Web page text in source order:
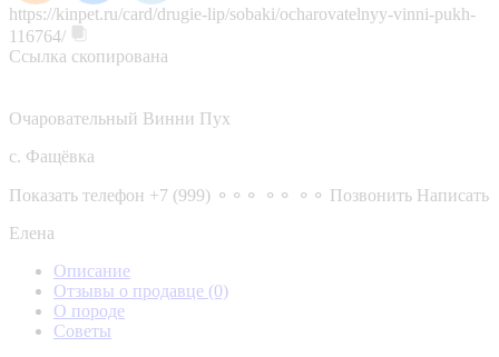
https://kinpet.ru/card/drugie-lip/sobaki/ocharovatelnyy-vinni-pukh-
116764/
Ссылка скопирована
Очаровательный Винни Пух
с. Фащёвка
Показать телефон +7 (999) ⚬⚬⚬ ⚬⚬ ⚬⚬ Позвонить Написать
Елена
Описание
Отзывы о продавце (0)
О породе
Советы